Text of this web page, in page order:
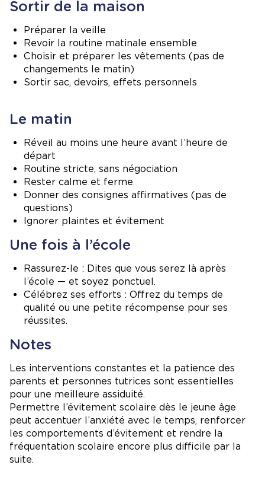
Sortir de la maison
Préparer la veille
Revoir la routine matinale ensemble
Choisir et préparer les vêtements (pas de
changements le matin)
Sortir sac, devoirs, effets personnels
Le matin
Réveil au moins une heure avant l’heure de
départ
Routine stricte, sans négociation
Rester calme et ferme
Donner des consignes affirmatives (pas de
questions)
Ignorer plaintes et évitement
Une fois à l’école
Rassurez-le : Dites que vous serez là après
l’école — et soyez ponctuel.
Célébrez ses efforts : Offrez du temps de
qualité ou une petite récompense pour ses
réussites.
Notes
Les interventions constantes et la patience des
parents et personnes tutrices sont essentielles
pour une meilleure assiduité.
Permettre l’évitement scolaire dès le jeune âge
peut accentuer l’anxiété avec le temps, renforcer
les comportements d’évitement et rendre la
fréquentation scolaire encore plus difficile par la
suite.